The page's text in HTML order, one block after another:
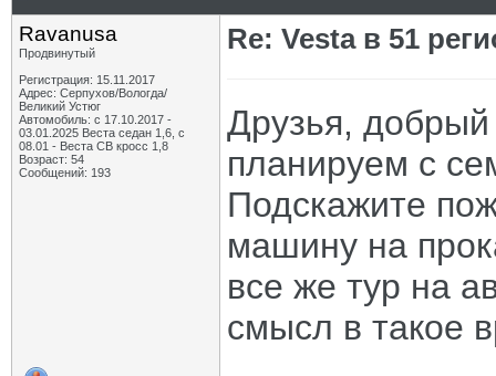
Ravanusa
Продвинутый
Регистрация: 15.11.2017
Адрес: Серпухов/Вологда/
Великий Устюг
Автомобиль: с 17.10.2017 -
03.01.2025 Веста седан 1,6, с
08.01 - Веста СВ кросс 1,8
Возраст: 54
Сообщений: 193
Re: Vesta в 51
Друзья,
планируем с
Подскажите
машину на
все же тур на
смысл в такое